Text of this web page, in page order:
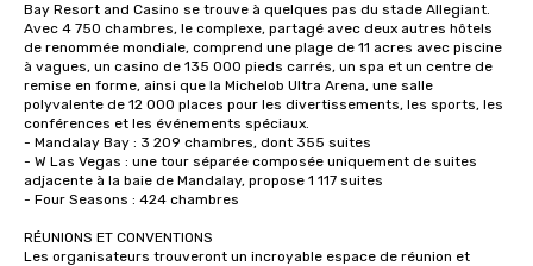
Bay Resort and Casino se trouve à quelques pas du stade Allegiant.
Avec 4 750 chambres, le complexe, partagé avec deux autres hôtels
de renommée mondiale, comprend une plage de 11 acres avec piscine
à vagues, un casino de 135 000 pieds carrés, un spa et un centre de
remise en forme, ainsi que la Michelob Ultra Arena, une salle
polyvalente de 12 000 places pour les divertissements, les sports, les
conférences et les événements spéciaux.
- Mandalay Bay : 3 209 chambres, dont 355 suites
- W Las Vegas : une tour séparée composée uniquement de suites
adjacente à la baie de Mandalay, propose 1 117 suites
- Four Seasons : 424 chambres
RÉUNIONS ET CONVENTIONS
Les organisateurs trouveront un incroyable espace de réunion et